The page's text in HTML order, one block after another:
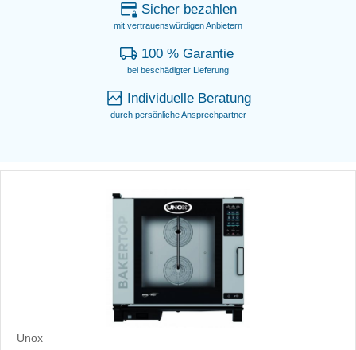
Sicher bezahlen
mit vertrauenswürdigen Anbietern
100 % Garantie
bei beschädigter Lieferung
Individuelle Beratung
durch persönliche Ansprechpartner
Unox